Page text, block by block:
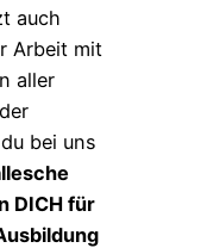
auch
Arbeit mit
aller
bei uns
DICH für